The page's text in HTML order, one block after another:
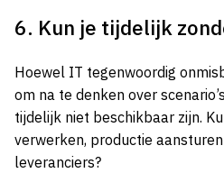
6. Kun je tijdelijk
Hoewel IT tegenwoordig
om na te denken over
tijdelijk niet beschikbaar zijn.
verwerken, productie
leveranciers?